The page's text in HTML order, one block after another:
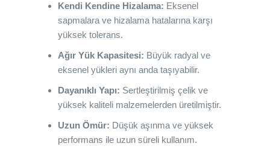
Kendi Kendine Hizalama: Eksenel
sapmalara ve hizalama hatalarına karşı
yüksek tolerans.
Ağır Yük Kapasitesi: Büyük radyal ve
eksenel yükleri aynı anda taşıyabilir.
Dayanıklı Yapı: Sertleştirilmiş çelik ve
yüksek kaliteli malzemelerden üretilmiştir.
Uzun Ömür: Düşük aşınma ve yüksek
performans ile uzun süreli kullanım.